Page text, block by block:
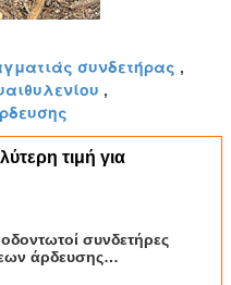
συνδετήρας ,
,
τιμή για
συνδετήρες
άρδευσης